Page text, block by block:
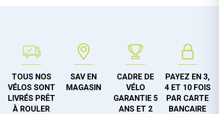
TOUS NOS
VÉLOS SONT
LIVRÉS PRÊT
À ROULER
SAV EN
MAGASIN
CADRE DE
VÉLO
GARANTIE 5
ANS ET 2
PAYEZ EN 3,
4 ET 10 FOIS
PAR CARTE
BANCAIRE